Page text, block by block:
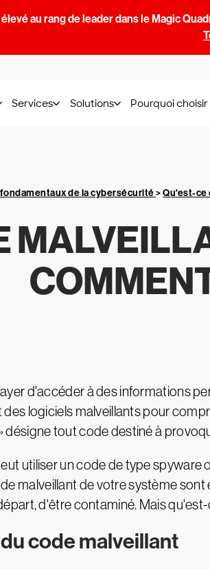
au rang de leader dans le Magic
Services Solutions Pourquoi
de la cybersécurité>Qu'est-ce
d'accéder à des informations
des logiciels malveillants pour
désigne tout code destiné à
utiliser un code de type spyware
malveillant de votre système
d'être contaminé. Mais
code malveillant